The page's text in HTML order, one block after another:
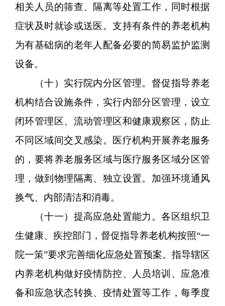
相关人员的筛查、隔离等处置工作，同时根据
症状及时就诊或送医。支持有条件的养老机构
为有基础病的老年人配备必要的简易监护监测
设备。
（十）实行院内分区管理。督促指导养老
机构结合设施条件，实行内部分区管理，设立
闭环管理区、流动管理区和健康观察区，防止
不同区域间交叉感染。医疗机构开展养老服务
的，要将养老服务区域与医疗服务区域分区管
理，做到物理隔离、独立设置。加强环境通风
换气、内部清洁和消毒。
（十一）提高应急处置能力。各区组织卫
生健康、疾控部门，督促指导养老机构按照“一
院一策”要求完善细化应急处置预案。指导辖区
内养老机构做好疫情防控、人员培训、应急准
备和应急状态转换、疫情处置等工作，每季度